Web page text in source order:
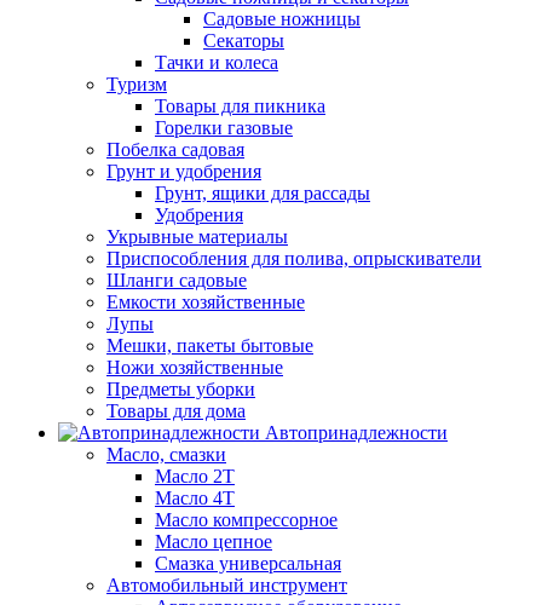
Садовые ножницы
Секаторы
Тачки и колеса
Туризм
Товары для пикника
Горелки газовые
Побелка садовая
Грунт и удобрения
Грунт, ящики для рассады
Удобрения
Укрывные материалы
Приспособления для полива, опрыскиватели
Шланги садовые
Емкости хозяйственные
Лупы
Мешки, пакеты бытовые
Ножи хозяйственные
Предметы уборки
Товары для дома
Автопринадлежности
Масло, смазки
Масло 2Т
Масло 4Т
Масло компрессорное
Масло цепное
Смазка универсальная
Автомобильный инструмент